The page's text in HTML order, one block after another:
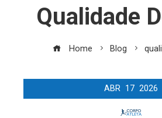
Qualidade
Home Blog
ABR 17 2026